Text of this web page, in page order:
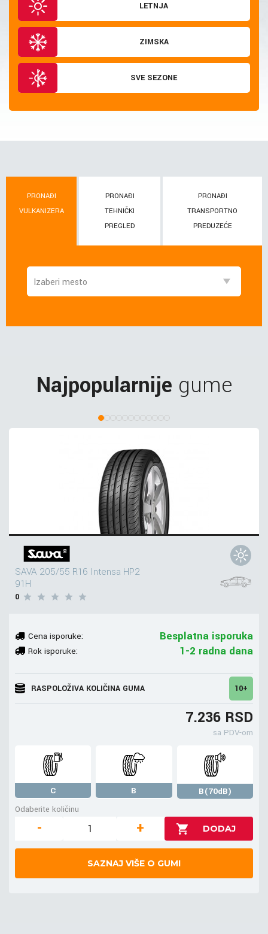
LETNJA
ZIMSKA
SVE SEZONE
PRONAĐI
VULKANIZERA
PRONAĐI
TEHNIČKI
PREGLED
PRONAĐI
TRANSPORTNO
PREDUZEĆE
Najpopularnije gume
SAVA 205/55 R16 Intensa HP2
91H
0
Cena isporuke: Besplatna isporuka
Rok isporuke: 1-2 radna dana
RASPOLOŽIVA KOLIČINA GUMA 10+
7.236 RSD
sa PDV-om
C B
B(70dB)
Odaberite količinu
- +
SAZNAJ VIŠE O GUMI